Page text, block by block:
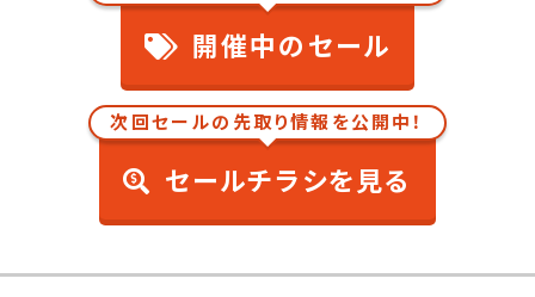
開催中のセール
次回セールの先取り情報を公開中！
セールチラシを見る